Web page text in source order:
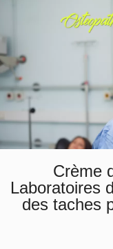
Crème
Laboratoires
des taches